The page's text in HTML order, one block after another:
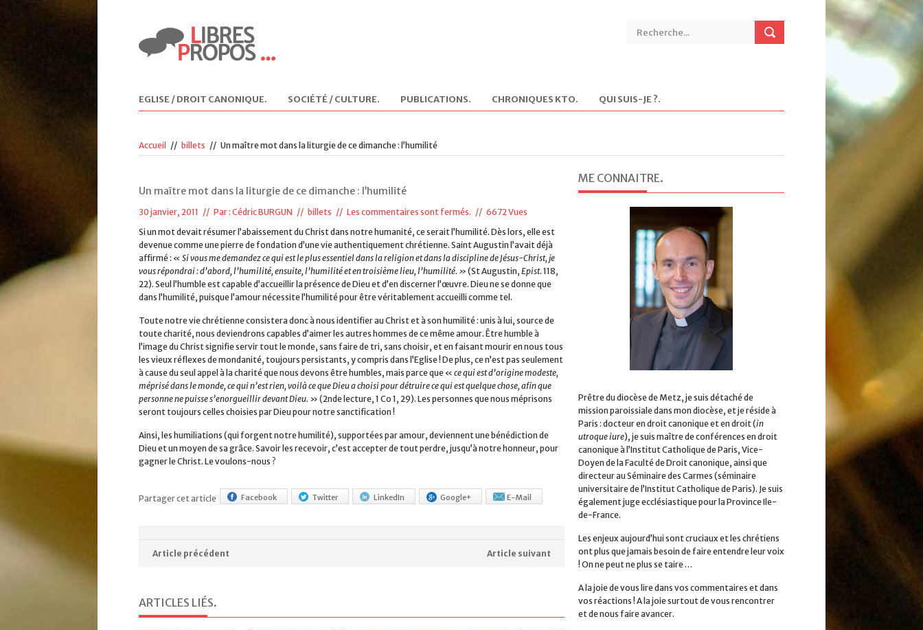
EGLISE / DROIT CANONIQUE. SOCIÉTÉ / CULTURE. PUBLICATIONS. CHRONIQUES KTO. QUI SUIS-JE ?.
Accueil // billets // Un maître mot dans la liturgie de ce dimanche : l’humilité
Un maître mot dans la liturgie de ce dimanche : l’humilité
30 janvier, 2011 // Par : Cédric BURGUN // billets // Les commentaires sont fermés. // 6672 Vues
Si un mot devait résumer l’abaissement du Christ dans notre humanité, ce serait l’humilité. Dès lors, elle est
devenue comme une pierre de fondation d’une vie authentiquement chrétienne. Saint Augustin l’avait déjà
affirmé : « Si vous me demandez ce qui est le plus essentiel dans la religion et dans la discipline de Jésus-Christ, je
vous répondrai : d’abord, l’humilité, ensuite, l’humilité et en troisième lieu, l’humilité. » (St Augustin, Epist. 118,
22). Seul l’humble est capable d’accueillir la présence de Dieu et d’en discerner l’œuvre. Dieu ne se donne que
dans l’humilité, puisque l’amour nécessite l’humilité pour être véritablement accueilli comme tel.
Toute notre vie chrétienne consistera donc à nous identifier au Christ et à son humilité : unis à lui, source de
toute charité, nous deviendrons capables d’aimer les autres hommes de ce même amour. Être humble à
l’image du Christ signifie servir tout le monde, sans faire de tri, sans choisir, et en faisant mourir en nous tous
les vieux réflexes de mondanité, toujours persistants, y compris dans l’Eglise ! De plus, ce n’est pas seulement
à cause du seul appel à la charité que nous devons être humbles, mais parce que « ce qui est d’origine modeste,
méprisé dans le monde, ce qui n’est rien, voilà ce que Dieu a choisi pour détruire ce qui est quelque chose, afin que
personne ne puisse s’enorgueillir devant Dieu. » (2nde lecture, 1 Co 1, 29). Les personnes que nous méprisons
seront toujours celles choisies par Dieu pour notre sanctification !
Ainsi, les humiliations (qui forgent notre humilité), supportées par amour, deviennent une bénédiction de
Dieu et un moyen de sa grâce. Savoir les recevoir, c’est accepter de tout perdre, jusqu’à notre honneur, pour
gagner le Christ. Le voulons-nous ?
Partager cet article Facebook Twitter LinkedIn Google+ E-Mail
Article précédent Article suivant
ARTICLES LIÉS.
ME CONNAITRE.
Prêtre du diocèse de Metz, je suis détaché de
mission paroissiale dans mon diocèse, et je réside à
Paris : docteur en droit canonique et en droit (in
utroque iure), je suis maître de conférences en droit
canonique à l’Institut Catholique de Paris, Vice-
Doyen de la Faculté de Droit canonique, ainsi que
directeur au Séminaire des Carmes (séminaire
universitaire de l’Institut Catholique de Paris). Je suis
également juge ecclésiastique pour la Province Ile-
de-France.
Les enjeux aujourd’hui sont cruciaux et les chrétiens
ont plus que jamais besoin de faire entendre leur voix
! On ne peut ne plus se taire …
A la joie de vous lire dans vos commentaires et dans
vos réactions ! A la joie surtout de vous rencontrer
et de nous faire avancer.